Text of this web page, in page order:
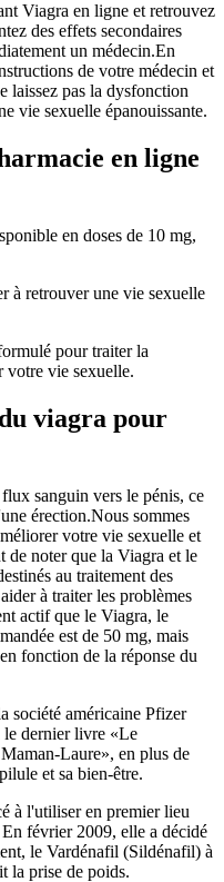
Viagra en ligne et retrouvez
des effets secondaires
un médecin.En
de votre médecin et
laissez pas la dysfonction
vie sexuelle épanouissante.
en ligne
en doses de 10 mg,
à retrouver une vie sexuelle
pour traiter la
votre vie sexuelle.
viagra pour
sanguin vers le pénis, ce
érection.Nous sommes
votre vie sexuelle et
de noter que la Viagra et le
au traitement des
à traiter les problèmes
actif que le Viagra, le
est de 50 mg, mais
fonction de la réponse du
société américaine Pfizer
le dernier livre «Le
Laure», en plus de
et sa bien-être.
à l'utiliser en premier lieu
février 2009, elle a décidé
le Vardénafil (Sildénafil) à
la prise de poids.